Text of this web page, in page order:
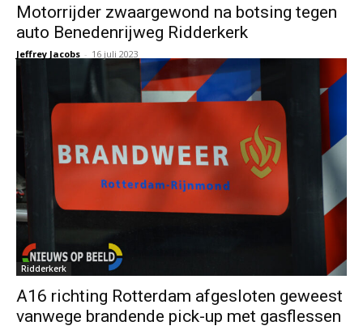
Motorrijder zwaargewond na botsing tegen
auto Benedenrijweg Ridderkerk
Jeffrey Jacobs - 16 juli 2023
Ridderkerk
A16 richting Rotterdam afgesloten geweest
vanwege brandende pick-up met gasflessen